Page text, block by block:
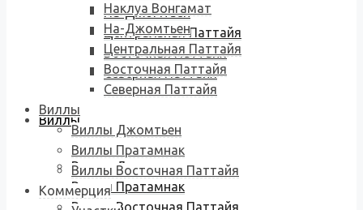
На-Джомтьен
Центральная Паттайя
Восточная Паттайя
Северная Паттайя
Виллы
Виллы Джомтьен
Виллы Пратамнак
Виллы Восточная Паттайя
Наклуа Вонгамат
На-Джомтьен
Центральная Паттайя
Восточная Паттайя
Северная Паттайя
Виллы
Виллы Джомтьен
Виллы Пратамнак
Виллы Восточная Паттайя
Коммерция